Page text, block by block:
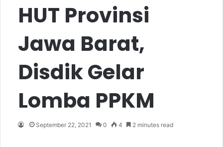
HUT Provinsi
Jawa Barat,
Disdik Gelar
Lomba PPKM
September 22, 2021 0 4 2 minutes read